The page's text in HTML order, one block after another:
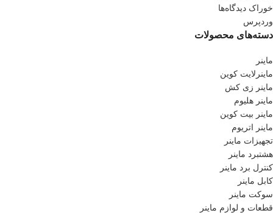
خوراک دیدگاه‌ها
وردپرس
دسته‌های محصولات
ماینر
ماینرلایت کوین
ماینر زی کش
ماینر هلیوم
ماینر بیت کوین
ماینر اتریوم
تجهیزات ماینر
هشتبرد ماینر
کنترل برد ماینر
کابل ماینر
سوکت ماینر
قطعات و لوازم ماینر